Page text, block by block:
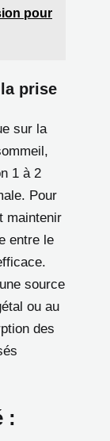
pour
prise
sur la
1 à 2
Pour
maintenir
entre le
source
ou au
des
: